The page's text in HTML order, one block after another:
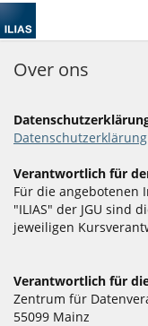
Over ons
Verantwortlich für
Für die angebotenen
"ILIAS" der JGU sind
jeweiligen
Verantwortlich für
Zentrum für
55099 Mainz